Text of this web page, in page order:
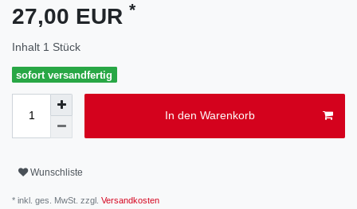
27,00 EUR *
Inhalt 1 Stück
sofort versandfertig
In den Warenkorb
Wunschliste
* inkl. ges. MwSt. zzgl. Versandkosten